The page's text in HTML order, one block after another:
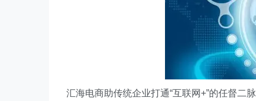
汇海电商助传统企业打通“互联网+”的任督二脉